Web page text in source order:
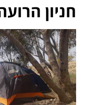
חניון